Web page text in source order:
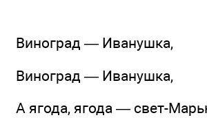
Виноград — Иванушка,
Виноград — Иванушка,
А ягода, ягода — свет-